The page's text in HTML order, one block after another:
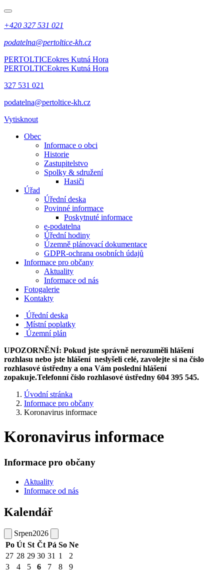
+420 327 531 021
podatelna@pertoltice-kh.cz
PERTOLTICEokres Kutná Hora
PERTOLTICEokres Kutná Hora
327 531 021
podatelna@pertoltice-kh.cz
Vytisknout
Obec
Informace o obci
Historie
Zastupitelstvo
Spolky & sdružení
Hasiči
Úřad
Úřední deska
Povinné informace
Poskytnuté informace
e-podatelna
Úřední hodiny
Územně plánovací dokumentace
GDPR-ochrana osobních údajů
Informace pro občany
Aktuality
Informace od nás
Fotogalerie
Kontakty
Úřední deska
Místní poplatky
Územní plán
UPOZORNĚNÍ: Pokud jste správně nerozuměli hlášení
rozhlasu nebo jste hlášení neslyšeli celé, zavolejte si na číslo
rozhlasové ústředny a ona Vám poslední hlášení
zopakuje.Telefonní číslo rozhlasové ústředny 604 395 545.
Úvodní stránka
Informace pro občany
Koronavirus informace
Koronavirus informace
Informace pro občany
Aktuality
Informace od nás
Kalendář
Srpen2026
Po Út St Čt Pá So Ne
27 28 29 30 31 1
2
3
4 5 6 7 8
9